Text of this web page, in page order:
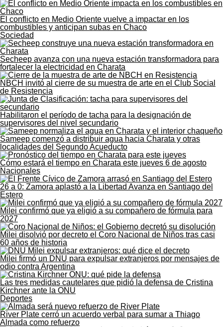
El conflicto en Medio Oriente vuelve a impactar en los
combustibles y anticipan subas en Chaco
Sociedad
Secheep avanza con una nueva estación transformadora para
fortalecer la electricidad en Charata
NBCH invitó al cierre de su muestra de arte en el Club Social
de Resistencia
Habilitaron el período de tacha para la designación de
supervisores del nivel secundario
Sameep comenzó a distribuir agua hacia Charata y otras
localidades del Segundo Acueducto
Cómo estará el tiempo en Charata este jueves 6 de agosto
Nacionales
26 a 0: Zamora aplastó a la Libertad Avanza en Santiago del
Estero
Milei confirmó que ya eligió a su compañero de fórmula para
2027
Milei disolvió por decreto el Coro Nacional de Niños tras casi
60 años de historia
Milei firmó un DNU para expulsar extranjeros por mensajes de
odio contra Argentina
Las tres medidas cautelares que pidió la defensa de Cristina
Kirchner ante la ONU
Deportes
River Plate cerró un acuerdo verbal para sumar a Thiago
Almada como refuerzo